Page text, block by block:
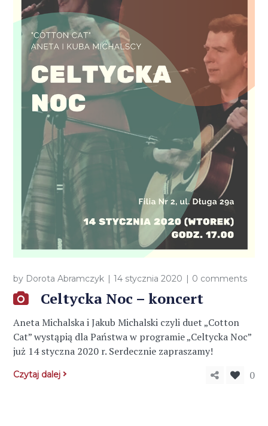
by Dorota Abramczyk 14 stycznia 2020 0 comments
Celtycka Noc – koncert
Aneta Michalska i Jakub Michalski czyli duet „Cotton
Cat” wystąpią dla Państwa w programie „Celtycka Noc”
już 14 styczna 2020 r. Serdecznie zapraszamy!
Czytaj dalej 0